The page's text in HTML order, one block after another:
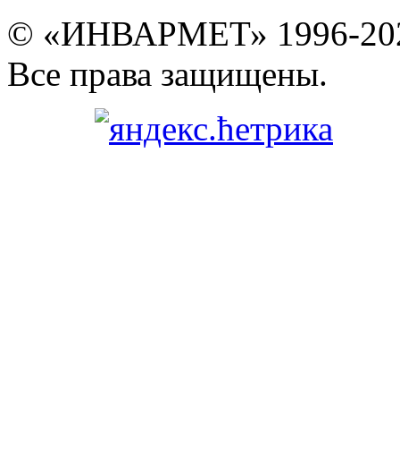
© «ИНВАРМЕТ» 1996-
Все права защищены.